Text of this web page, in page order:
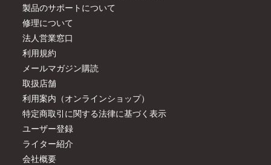
製品のサポートについて
修理について
法人営業窓口
利用規約
メールマガジン購読
取扱店舗
利用案内（オンラインショップ）
特定商取引に関する法律に基づく表示
ユーザー登録
ライター紹介
会社概要